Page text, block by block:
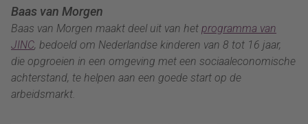
Baas van Morgen
Baas van Morgen maakt deel uit van het programma van
JINC, bedoeld om Nederlandse kinderen van 8 tot 16 jaar,
die opgroeien in een omgeving met een sociaaleconomische
achterstand, te helpen aan een goede start op de
arbeidsmarkt.